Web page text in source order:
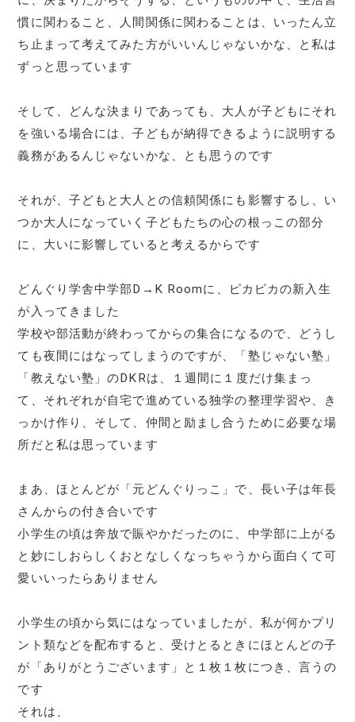
慣に関わること、人間関係に関わることは、いったん立
ち止まって考えてみた方がいいんじゃないかな、と私は
ずっと思っています
そして、どんな決まりであっても、大人が子どもにそれ
を強いる場合には、子どもが納得できるように説明する
義務があるんじゃないかな、とも思うのです
それが、子どもと大人との信頼関係にも影響するし、い
つか大人になっていく子どもたちの心の根っこの部分
に、大いに影響していると考えるからです
どんぐり学舎中学部D→K Roomに、ピカピカの新入生
が入ってきました
学校や部活動が終わってからの集合になるので、どうし
ても夜間にはなってしまうのですが、「塾じゃない塾」
「教えない塾」のDKRは、１週間に１度だけ集まっ
て、それぞれが自宅で進めている独学の整理学習や、き
っかけ作り、そして、仲間と励まし合うために必要な場
所だと私は思っています
まあ、ほとんどが「元どんぐりっこ」で、長い子は年長
さんからの付き合いです
小学生の頃は奔放で賑やかだったのに、中学部に上がる
と妙にしおらしくおとなしくなっちゃうから面白くて可
愛いいったらありません
小学生の頃から気にはなっていましたが、私が何かプリ
ント類などを配布すると、受けとるときにほとんどの子
が「ありがとうございます」と１枚１枚につき、言うの
です
それは、